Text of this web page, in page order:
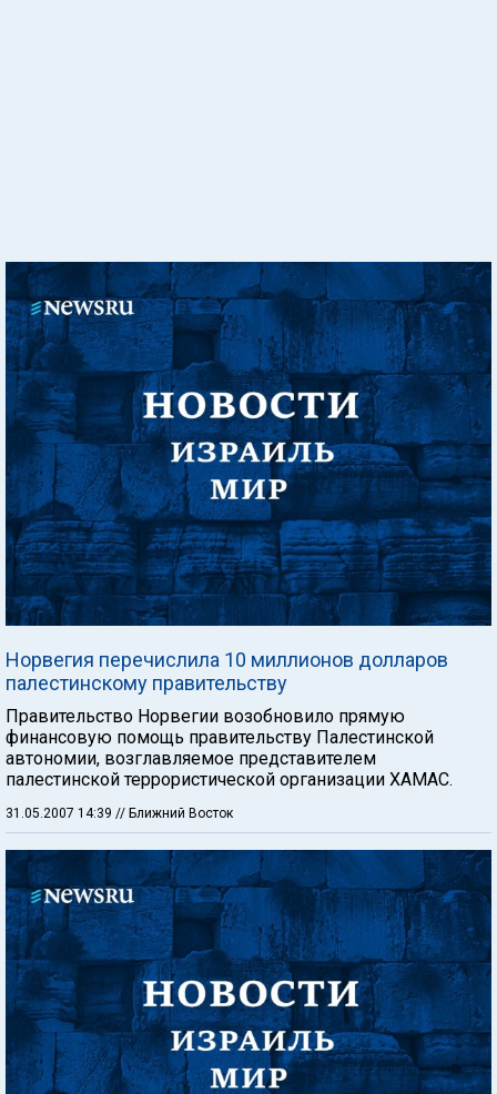
Норвегия перечислила 10 миллионов долларов
палестинскому правительству
Правительство Норвегии возобновило прямую
финансовую помощь правительству Палестинской
автономии, возглавляемое представителем
палестинской террористической организации ХАМАС.
31.05.2007 14:39 // Ближний Восток